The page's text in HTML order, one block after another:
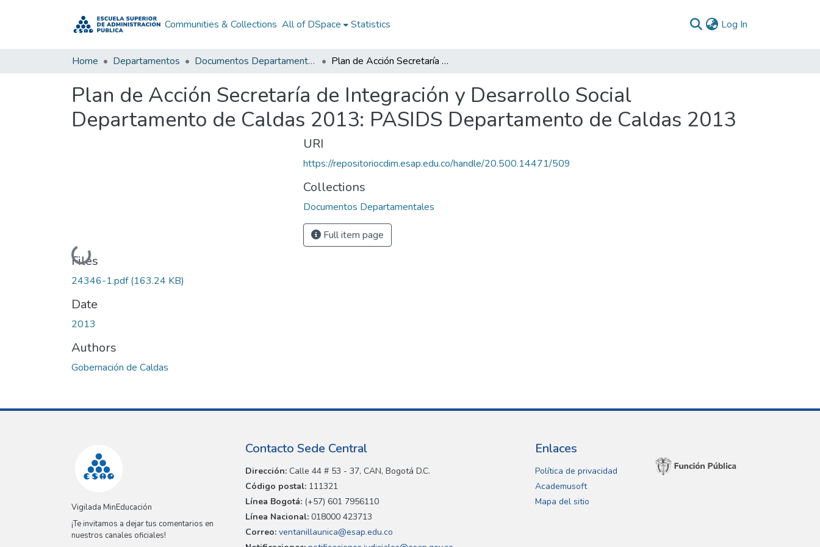
Communities & Collections All of DSpace Statistics Log In
Home Departamentos Documentos Departamentales Plan de Acción Secretaría de Integración y Desarrollo Social Departamento de Caldas 2013: PASIDS Departamento de Caldas 2013
Plan de Acción Secretaría de Integración y Desarrollo Social
Departamento de Caldas 2013: PASIDS Departamento de Caldas 2013
Loading...
Files
24346-1.pdf(163.24 KB)
Date
2013
Authors
Gobernación de Caldas
URI
https://repositoriocdim.esap.edu.co/handle/20.500.14471/509
Collections
Documentos Departamentales
Full item page
Vigilada MinEducación
¡Te invitamos a dejar tus comentarios en
nuestros canales oficiales!
Contacto Sede Central
Dirección: Calle 44 # 53 - 37, CAN, Bogotá D.C.
Código postal: 111321
Línea Bogotá: (+57) 601 7956110
Línea Nacional: 018000 423713
Correo: ventanillaunica@esap.edu.co
Enlaces
Política de privacidad
Academusoft
Mapa del sitio